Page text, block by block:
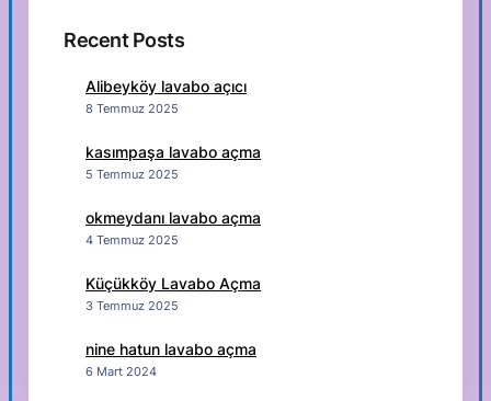
Recent Posts
Alibeyköy lavabo açıcı
8 Temmuz 2025
kasımpaşa lavabo açma
5 Temmuz 2025
okmeydanı lavabo açma
4 Temmuz 2025
Küçükköy Lavabo Açma
3 Temmuz 2025
nine hatun lavabo açma
6 Mart 2024